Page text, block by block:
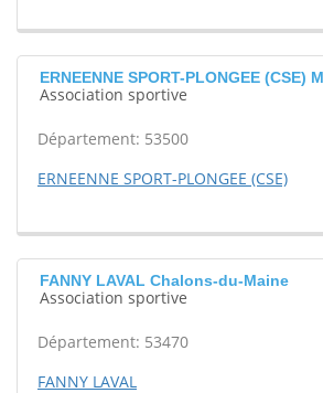
ERNEENNE SPORT-PLONGEE (CSE)
Association sportive
Département: 53500
ERNEENNE SPORT-PLONGEE (CSE)
FANNY LAVAL Chalons-du-Maine
Association sportive
Département: 53470
FANNY LAVAL